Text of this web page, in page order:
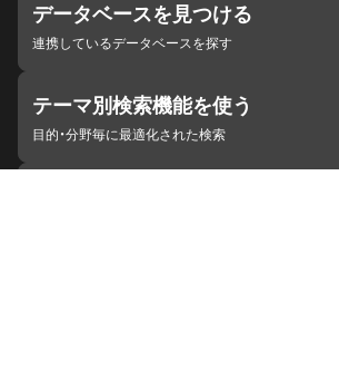
データベースを見つける
連携しているデータベースを探す
テーマ別検索機能を使う
目的・分野毎に最適化された検索